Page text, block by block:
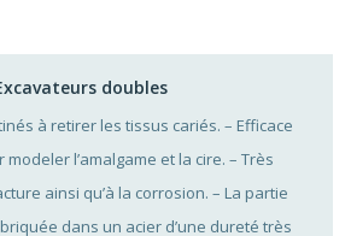
doubles
à retirer les tissus cariés. – Efficace
l’amalgame et la cire. – Très
ainsi qu’à la corrosion. – La partie
dans un acier d’une dureté très